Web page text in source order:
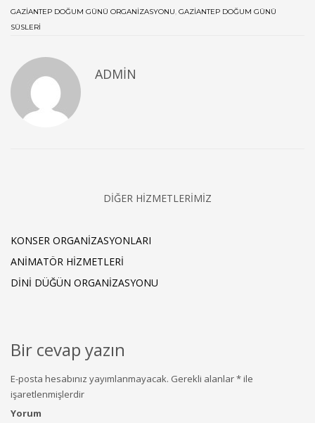
GAZIANTEP DOĞUM GÜNÜ ORGANIZASYONU, GAZIANTEP DOĞUM GÜNÜ
SÜSLERI
ADMIN
DIĞER HIZMETLERIMIZ
KONSER ORGANIZASYONLARI
ANIMATÖR HIZMETLERI
DINI DÜĞÜN ORGANIZASYONU
Bir cevap yazın
E-posta hesabınız yayımlanmayacak. Gerekli alanlar*ile
işaretlenmişlerdir
Yorum